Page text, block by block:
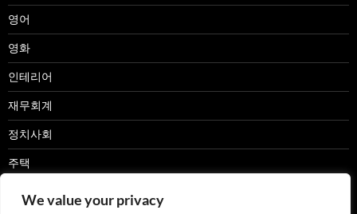
We value your privacy
영어
영화
인테리어
재무회계
정치사회
주택